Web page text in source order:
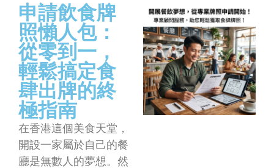
申請飲食牌
照懶人包：
從零到一，
輕鬆搞定食
肆出牌的終
極指南
在香港這個美食天堂，
開設一家屬於自己的餐
廳是無數人的夢想。然